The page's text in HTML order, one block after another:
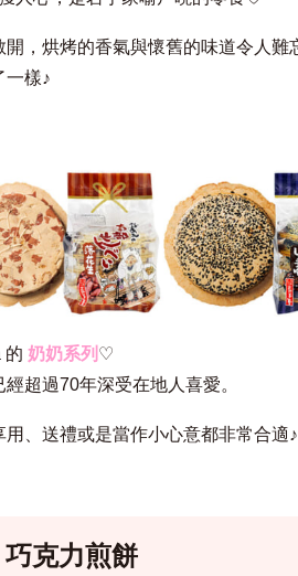
開，烘烤的香氣與懷舊的味道令人
一樣♪
的 奶奶系列 ♡
經超過70年深受在地人喜愛。
、送禮或是當作小心意都非常合適♪
克力煎餅